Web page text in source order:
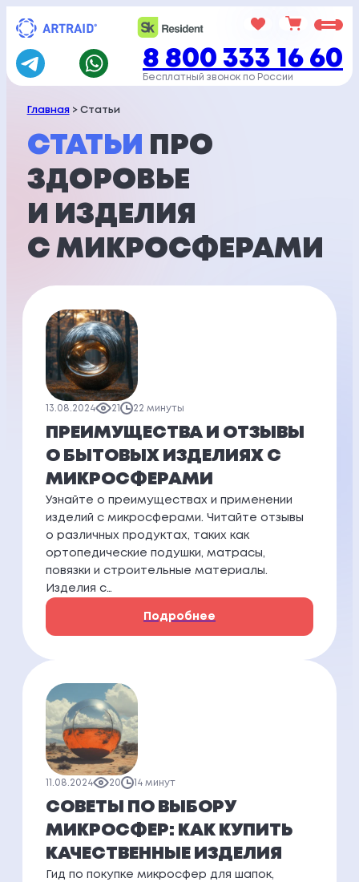
Перейти
содержимому
8 800 333 16 60
Бесплатный звонок по России
Главная> Статьи
СТАТЬИ
ПРО
ЗДОРОВЬЕ
И ИЗДЕЛИЯ
С МИКРОСФЕРАМИ
13.08.2024 21 22 минуты
ПРЕИМУЩЕСТВА И ОТЗЫВЫ
О БЫТОВЫХ ИЗДЕЛИЯХ С
МИКРОСФЕРАМИ
Узнайте о преимуществах и применении
изделий с микросферами. Читайте отзывы
о различных продуктах, таких как
ортопедические подушки, матрасы,
повязки и строительные материалы.
Изделия с…
Подробнее
11.08.2024 20 14 минут
СОВЕТЫ ПО ВЫБОРУ
МИКРОСФЕР: КАК КУПИТЬ
КАЧЕСТВЕННЫЕ ИЗДЕЛИЯ
Гид по покупке микросфер для шапок,